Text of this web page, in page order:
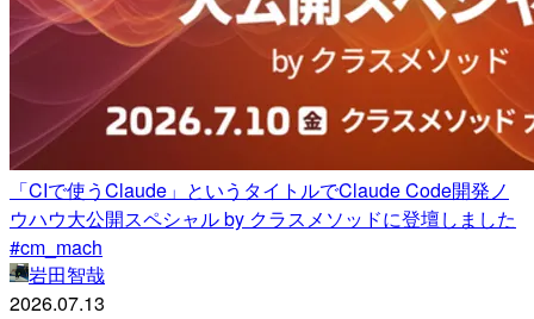
「CIで使うClaude」というタイトルでClaude Code開発ノ
ウハウ大公開スペシャル by クラスメソッドに登壇しました
#cm_mach
岩田智哉
2026.07.13